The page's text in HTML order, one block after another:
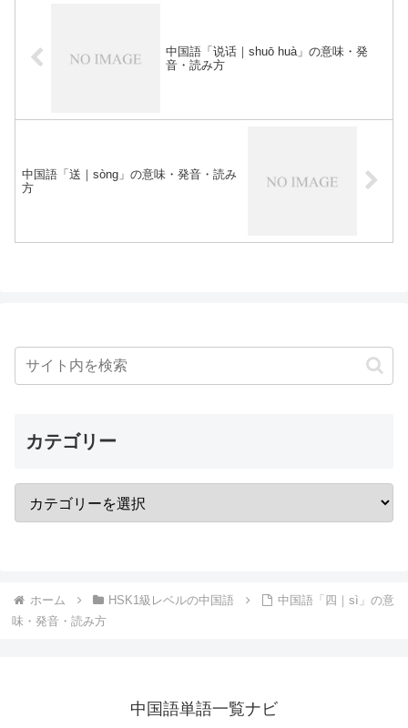
中国語「说话｜shuō huà」の意味・発
音・読み方
中国語「送｜sòng」の意味・発音・読み
方
カテゴリー
ホーム HSK1級レベルの中国語
中国語「四｜sì」の意
味・発音・読み方
中国語単語一覧ナビ